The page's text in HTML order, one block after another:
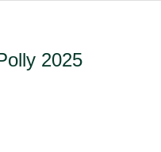
2025